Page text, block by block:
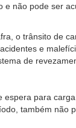
e não pode ser
o trânsito de
e
de
espera para
também não